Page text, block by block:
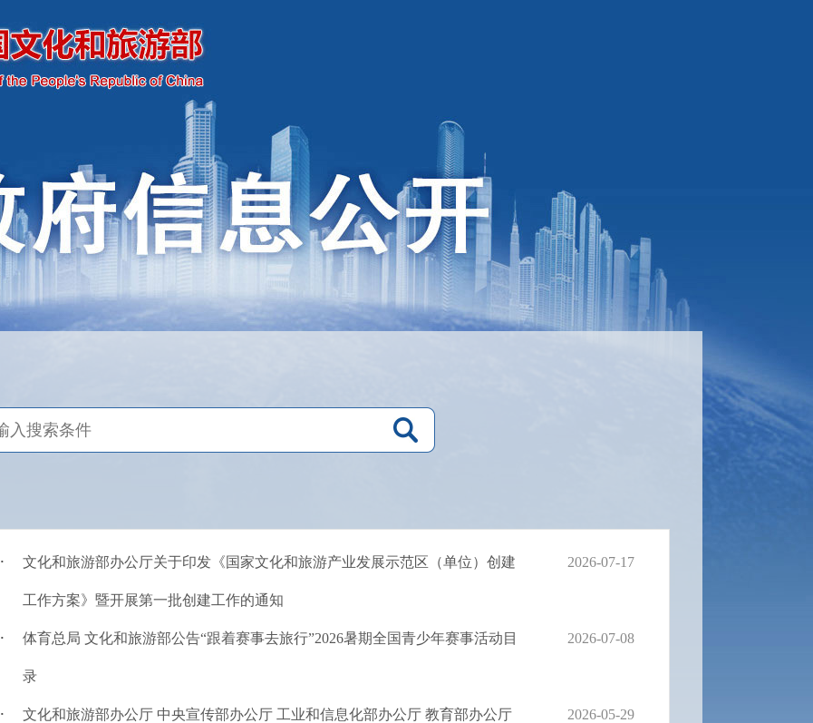
· 文化和旅游部办公厅关于印发《国家文化和旅游产业发展示范区（单位）创建
工作方案》暨开展第一批创建工作的通知
2026-07-17
· 体育总局 文化和旅游部公告“跟着赛事去旅行”2026暑期全国青少年赛事活动目
录
2026-07-08
· 文化和旅游部办公厅 中央宣传部办公厅 工业和信息化部办公厅 教育部办公厅 2026-05-29